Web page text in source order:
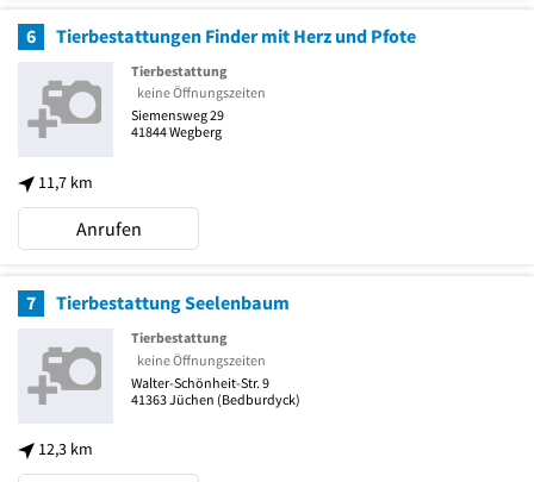
6 Tierbestattungen Finder mit Herz und Pfote
11,7 km
Tierbestattung
keine Öffnungszeiten
Siemensweg 29
41844Wegberg
Anrufen
7 Tierbestattung Seelenbaum
12,3 km
Tierbestattung
keine Öffnungszeiten
Walter-Schönheit-Str. 9
41363Jüchen (Bedburdyck)